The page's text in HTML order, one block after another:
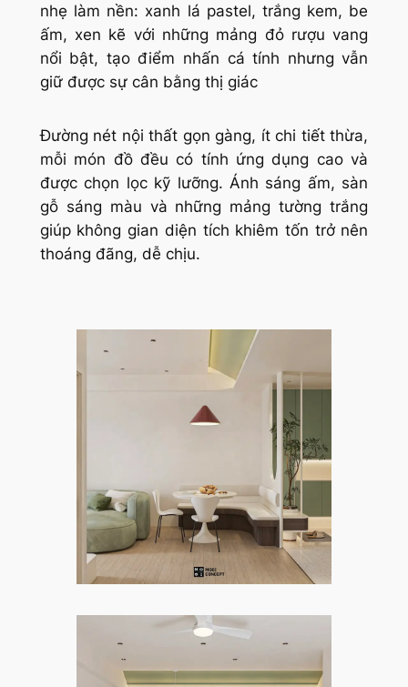
nhẹ làm nền: xanh lá pastel, trắng kem, be
ấm, xen kẽ với những mảng đỏ rượu vang
nổi bật, tạo điểm nhấn cá tính nhưng vẫn
giữ được sự cân bằng thị giác
Đường nét nội thất gọn gàng, ít chi tiết thừa,
mỗi món đồ đều có tính ứng dụng cao và
được chọn lọc kỹ lưỡng. Ánh sáng ấm, sàn
gỗ sáng màu và những mảng tường trắng
giúp không gian diện tích khiêm tốn trở nên
thoáng đãng, dễ chịu.